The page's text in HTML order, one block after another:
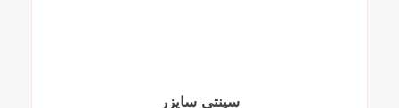
سینتی سایزر